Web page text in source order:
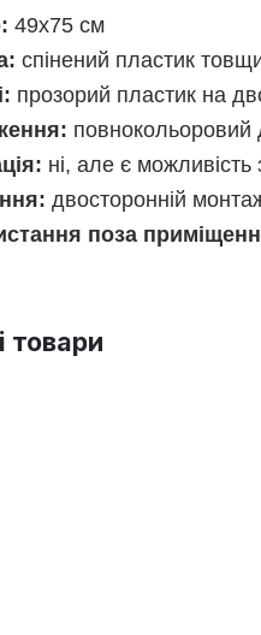
49х75 см
спінений пластик
прозорий пластик на
повнокольоровий
ні, але є
двосторонній
поза
товари